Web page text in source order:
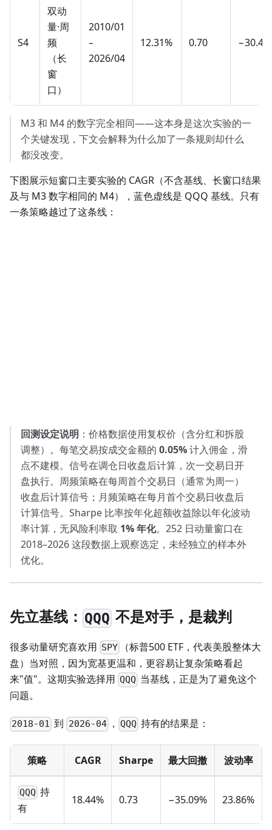
S4
双动
量·周
频
（长
窗
口）
2010/01
–
2026/04
12.31% 0.70
M3 和 M4 的数字完全相同——这本身是这次实验的一
个关键发现，下文会解释为什么加了一条规则却什么
都没改变。
下图展示短窗口主要实验的 CAGR（不含基线、长窗口结果
及与 M3 数字相同的 M4），蓝色虚线是 QQQ 基线。只有
一条策略越过了这条线：
回测设定说明 ：价格数据使用复权价（含分红和拆股
调整）。每笔交易按成交金额的 0.05%计入佣金，滑
点不建模。信号在调仓日收盘后计算，次一交易日开
盘执行。周频策略在每周首个交易日（通常为周一）
收盘后计算信号；月频策略在每月首个交易日收盘后
计算信号。Sharpe 比率按年化超额收益除以年化波动
率计算，无风险利率取 1% 年化。252 日动量窗口在
2018–2026 这段数据上观察选定，未经独立的样本外
优化。
先立基线： QQQ 不是对手，是裁判
很多动量研究喜欢用 SPY
（标普500 ETF，代表美股整体大
盘）当对照，因为宽基更温和，更容易让复杂策略看起
来"值"。这期实验选择用 QQQ 当基线，正是为了避免这个
问题。
2018-01 到 2026-04， QQQ 持有的结果是：
策略 CAGR Sharpe 最大回撤 波动率
QQQ 持
有
18.44% 0.73 −35.09% 23.86%